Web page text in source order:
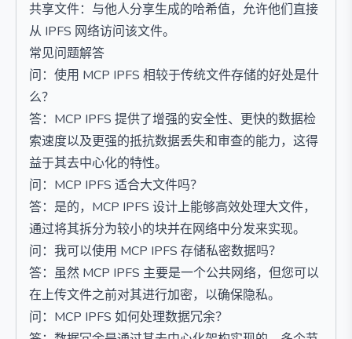
共享文件：与他人分享生成的哈希值，允许他们直接
从 IPFS 网络访问该文件。
常见问题解答
问：使用 MCP IPFS 相较于传统文件存储的好处是什
么？
答：MCP IPFS 提供了增强的安全性、更快的数据检
索速度以及更强的抵抗数据丢失和审查的能力，这得
益于其去中心化的特性。
问：MCP IPFS 适合大文件吗？
答：是的，MCP IPFS 设计上能够高效处理大文件，
通过将其拆分为较小的块并在网络中分发来实现。
问：我可以使用 MCP IPFS 存储私密数据吗？
答：虽然 MCP IPFS 主要是一个公共网络，但您可以
在上传文件之前对其进行加密，以确保隐私。
问：MCP IPFS 如何处理数据冗余？